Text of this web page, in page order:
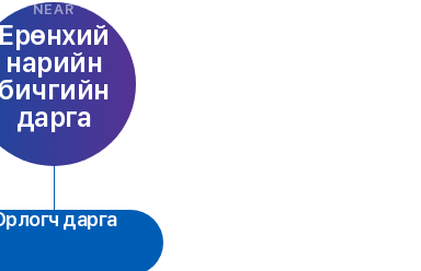
NEAR
нарийн
бичгийн
дарга
дарга